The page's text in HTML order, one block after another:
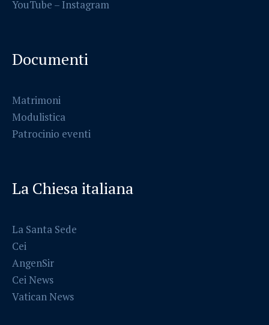
YouTube – Instagram
Documenti
Matrimoni
Modulistica
Patrocinio eventi
La Chiesa italiana
La Santa Sede
Cei
AngenSir
Cei News
Vatican News